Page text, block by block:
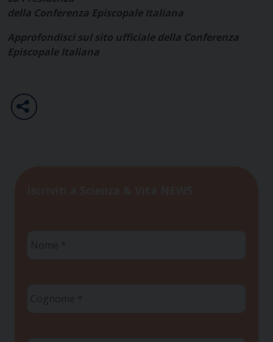
della Conferenza Episcopale Italiana
Approfondisci sul sito ufficiale della Conferenza
Episcopale Italiana